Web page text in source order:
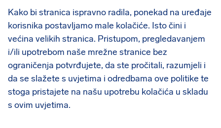
Kako bi stranica ispravno radila, ponekad na uređaje
korisnika postavljamo male kolačiće. Isto čini i
većina velikih stranica. Pristupom, pregledavanjem
i/ili upotrebom naše mrežne stranice bez
ograničenja potvrđujete, da ste pročitali, razumjeli i
da se slažete s uvjetima i odredbama ove politike te
stoga pristajete na našu upotrebu kolačića u skladu
s ovim uvjetima.